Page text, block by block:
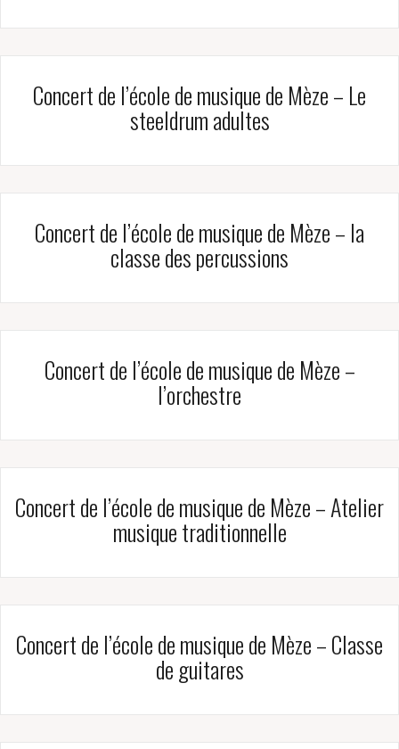
Concert de l’école de musique de Mèze – Le
steeldrum adultes
Concert de l’école de musique de Mèze – la
classe des percussions
Concert de l’école de musique de Mèze –
l’orchestre
Concert de l’école de musique de Mèze – Atelier
musique traditionnelle
Concert de l’école de musique de Mèze – Classe
de guitares